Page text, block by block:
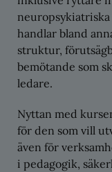
handlar bland
struktur,
bemötande som
ledare.
Nyttan med
för den som vill
även för
i pedagogik,